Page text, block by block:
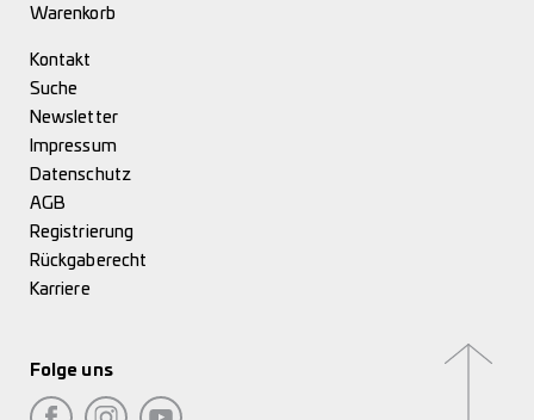
Warenkorb
Kontakt
Suche
Newsletter
Impressum
Datenschutz
AGB
Registrierung
Rückgaberecht
Karriere
Folge uns